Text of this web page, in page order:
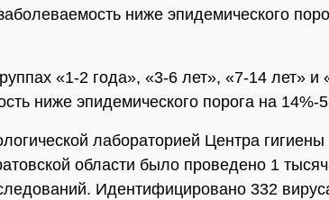
ниже эпидемического
«1-2 года», «3-6 лет», «7-14 лет» и
ниже эпидемического порога на 14%-
лабораторией Центра гигиены
области было проведено 1
Идентифицировано 332